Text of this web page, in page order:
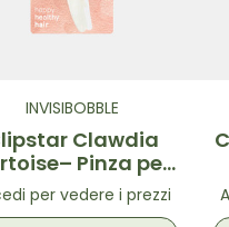
INVISIBOBBLE
Clawdia
Pinza per
capelli Bianca
per vedere i prezzi